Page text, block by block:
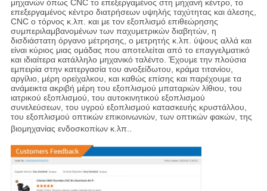
μηχανών όπως CNC το επεξεργαμένος στη μηχανή κέντρο, το
επεξεργαμένος κέντρο διατρήσεων υψηλής ταχύτητας και άλεσης,
CNC ο τόρνος κ.λπ. και με τον εξοπλισμό επιθεώρησης
συμπεριλαμβανομένων των παχυμετρικών διαβητών, η
δισδιάστατη όργανο μέτρησης, ο μετρητής κ.λπ. ύψους αλλά και
είναι κύριος μιας ομάδας που αποτελείται από το επαγγελματικό
και ιδιαίτερα κατάλληλο μηχανικό ταλέντο. Έχουμε την πλούσια
εμπειρία στην κατεργασία του ανοξείδωτου, κράμα τιτανίου,
αργίλιο, μέρη ορείχαλκου, και καθώς επίσης και παρέχουμε τα
ανάμεικτα ακριβή μέρη του εξοπλισμού μπαταριών λίθιου, του
ιατρικού εξοπλισμού, του αυτοκινητικού εξοπλισμού
συνελεύσεων, του υγρού εξοπλισμού κατασκευής κρυστάλλου,
του εξοπλισμού οπτικών επικοινωνιών, των οπτικών φακών, της
βιομηχανίας ενδοσκοπίων κ.λπ.